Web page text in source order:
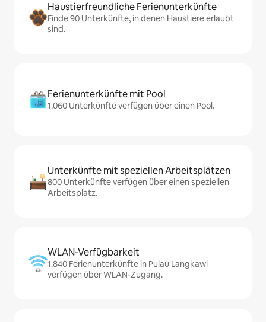
Haustierfreundliche Ferienunterkünfte
Finde 90 Unterkünfte, in denen Haustiere erlaubt
sind.
Ferienunterkünfte mit Pool
1.060 Unterkünfte verfügen über einen Pool.
Unterkünfte mit speziellen Arbeitsplätzen
800 Unterkünfte verfügen über einen speziellen
Arbeitsplatz.
WLAN-Verfügbarkeit
1.840 Ferienunterkünfte in Pulau Langkawi
verfügen über WLAN-Zugang.